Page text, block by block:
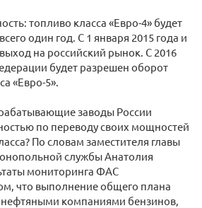
топливо класса «Евро-4» будет
один год. С 1 января 2015 года и
на российский рынок. С 2016
будет разрешен оборот
«Евро-5».
заводы России
по переводу своих мощностей
По словам заместителя главы
службы Анатолия
мониторинга ФАС
что выполнение общего плана
нефтяными компаниями бензинов,